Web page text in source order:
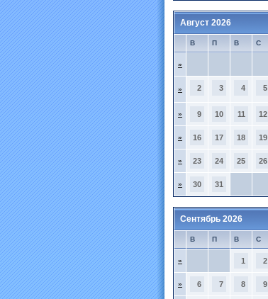
Август 2026
В П В С
»
» 2 3 4 5
» 9 10 11 12
» 16 17 18 19
» 23 24 25 26
» 30 31
Сентябрь 2026
В П В С
» 1 2
» 6 7 8 9